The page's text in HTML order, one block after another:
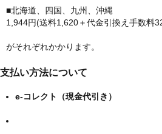
■北海道、四国、九州、沖縄
1,944円(送料1,620＋代金引換え手数料
がそれぞれかかります。
支払い方法について
e-コレクト（現金代引き）